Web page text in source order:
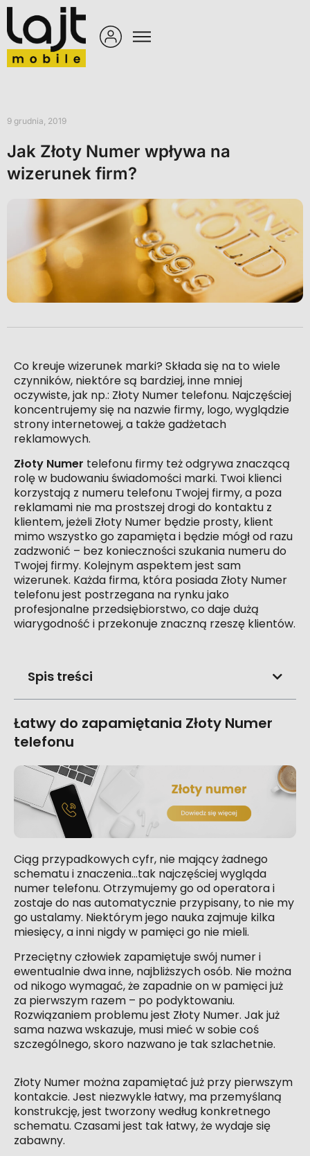
9 grudnia, 2019
Jak Złoty Numer wpływa na
wizerunek firm?
Co kreuje wizerunek marki? Składa się na to wiele
czynników, niektóre są bardziej, inne mniej
oczywiste, jak np.: Złoty Numer telefonu. Najczęściej
koncentrujemy się na nazwie firmy, logo, wyglądzie
strony internetowej, a także gadżetach
reklamowych.
Złoty Numer telefonu firmy też odgrywa znaczącą
rolę w budowaniu świadomości marki. Twoi klienci
korzystają z numeru telefonu Twojej firmy, a poza
reklamami nie ma prostszej drogi do kontaktu z
klientem, jeżeli Złoty Numer będzie prosty, klient
mimo wszystko go zapamięta i będzie mógł od razu
zadzwonić – bez konieczności szukania numeru do
Twojej firmy. Kolejnym aspektem jest sam
wizerunek. Każda firma, która posiada Złoty Numer
telefonu jest postrzegana na rynku jako
profesjonalne przedsiębiorstwo, co daje dużą
wiarygodność i przekonuje znaczną rzeszę klientów.
Spis treści
Łatwy do zapamiętania Złoty Numer
telefonu
Ciąg przypadkowych cyfr, nie mający żadnego
schematu i znaczenia…tak najczęściej wygląda
numer telefonu. Otrzymujemy go od operatora i
zostaje do nas automatycznie przypisany, to nie my
go ustalamy. Niektórym jego nauka zajmuje kilka
miesięcy, a inni nigdy w pamięci go nie mieli.
Przeciętny człowiek zapamiętuje swój numer i
ewentualnie dwa inne, najbliższych osób. Nie można
od nikogo wymagać, że zapadnie on w pamięci już
za pierwszym razem – po podyktowaniu.
Rozwiązaniem problemu jest Złoty Numer. Jak już
sama nazwa wskazuje, musi mieć w sobie coś
szczególnego, skoro nazwano je tak szlachetnie.
Złoty Numer można zapamiętać już przy pierwszym
kontakcie. Jest niezwykle łatwy, ma przemyślaną
konstrukcję, jest tworzony według konkretnego
schematu. Czasami jest tak łatwy, że wydaje się
zabawny.